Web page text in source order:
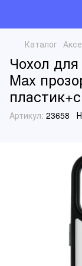
Каталог
Чохол
Max
Артикул: 23658